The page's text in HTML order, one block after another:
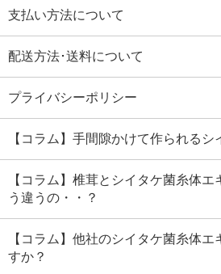
支払い方法について
配送方法･送料について
プライバシーポリシー
【コラム】手間隙かけて作られるシ
【コラム】椎茸とシイタケ菌糸体
う違うの・・？
【コラム】他社のシイタケ菌糸体エ
すか？